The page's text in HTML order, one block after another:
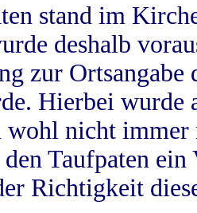
stand im
deshalb
zur
Hierbei wurde
wohl nicht
Taufpaten
Richtigkeit